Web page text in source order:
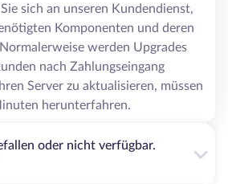
sich an unseren Kundendienst,
Komponenten und deren
werden Upgrades
nach Zahlungseingang
Server zu aktualisieren, müssen
herunterfahren.
oder nicht verfügbar.